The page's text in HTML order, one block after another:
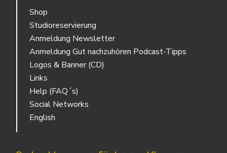
Shop
Studioreservierung
Anmeldung Newsletter
Anmeldung Gut nachzuhören Podcast-Tipps
Logos & Banner (CD)
Links
Help (FAQ´s)
Social Networks
English